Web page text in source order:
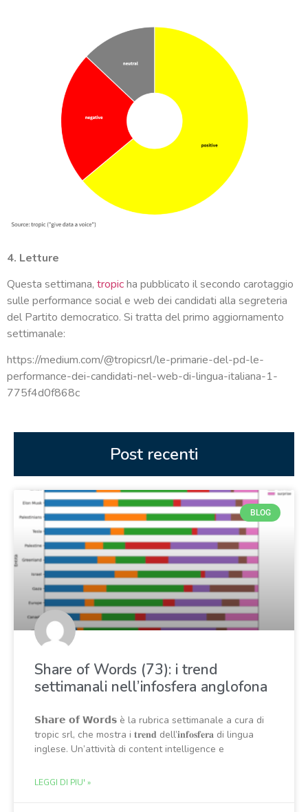
4. Letture
Questa settimana, tropicha pubblicato il secondo carotaggio
sulle performance social e web dei candidati alla segreteria
del Partito democratico. Si tratta del primo aggiornamento
settimanale:
https://medium.com/@tropicsrl/le-primarie-del-pd-le-
performance-dei-candidati-nel-web-di-lingua-italiana-1-
775f4d0f868c
Post recenti
BLOG
Share of Words (73): i trend
settimanali nell’infosfera anglofona
𝗦𝗵𝗮𝗿𝗲 𝗼𝗳 𝗪𝗼𝗿𝗱𝘀 è la rubrica settimanale a cura di
tropic srl, che mostra i 𝐭𝐫𝐞𝐧𝐝 dell’𝐢𝐧𝐟𝐨𝐬𝐟𝐞𝐫𝐚 di lingua
inglese. Un’attività di content intelligence e
LEGGI DI PIU' »